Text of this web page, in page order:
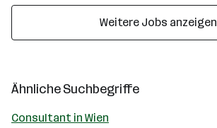
Weitere Jobs anzeigen
Ähnliche Suchbegriffe
Consultant in Wien